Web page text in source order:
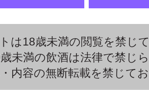
は18歳未満の閲覧を禁じ
未満の飲酒は法律で禁じ
内容の無断転載を禁じて